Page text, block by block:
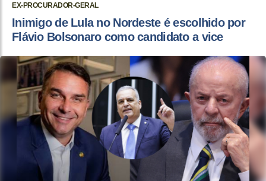
EX-PROCURADOR-GERAL
Inimigo de Lula no Nordeste é escolhido por
Flávio Bolsonaro como candidato a vice